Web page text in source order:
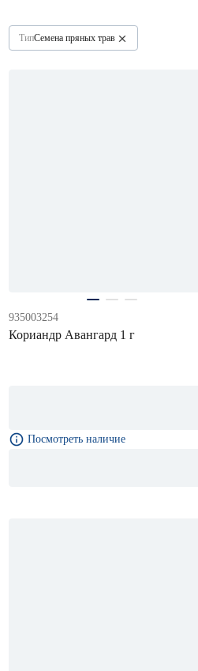
ТипСемена пряных трав
935003254
Кориандр Авангард 1 г
Посмотреть наличие